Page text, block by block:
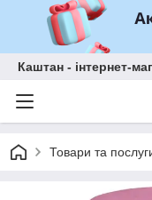
Каштан - інтернет-
Товари та